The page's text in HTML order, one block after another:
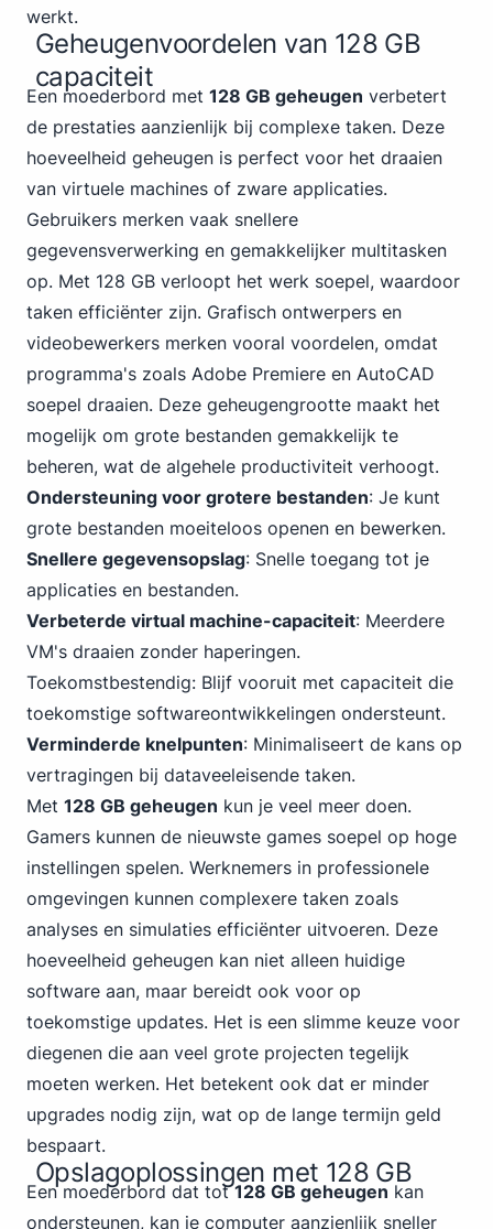
werkt.
Geheugenvoordelen van 128 GB
capaciteit
Een moederbord met 128 GB geheugen verbetert
de prestaties aanzienlijk bij complexe taken. Deze
hoeveelheid geheugen is perfect voor het draaien
van virtuele machines of zware applicaties.
Gebruikers merken vaak snellere
gegevensverwerking en gemakkelijker multitasken
op. Met 128 GB verloopt het werk soepel, waardoor
taken efficiënter zijn. Grafisch ontwerpers en
videobewerkers merken vooral voordelen, omdat
programma's zoals Adobe Premiere en AutoCAD
soepel draaien. Deze geheugengrootte maakt het
mogelijk om grote bestanden gemakkelijk te
beheren, wat de algehele productiviteit verhoogt.
Ondersteuning voor grotere bestanden: Je kunt
grote bestanden moeiteloos openen en bewerken.
Snellere gegevensopslag: Snelle toegang tot je
applicaties en bestanden.
Verbeterde virtual machine-capaciteit: Meerdere
VM's draaien zonder haperingen.
Toekomstbestendig: Blijf vooruit met capaciteit die
toekomstige softwareontwikkelingen ondersteunt.
Verminderde knelpunten: Minimaliseert de kans op
vertragingen bij dataveeleisende taken.
Met 128 GB geheugen kun je veel meer doen.
Gamers kunnen de nieuwste games soepel op hoge
instellingen spelen. Werknemers in professionele
omgevingen kunnen complexere taken zoals
analyses en simulaties efficiënter uitvoeren. Deze
hoeveelheid geheugen kan niet alleen huidige
software aan, maar bereidt ook voor op
toekomstige updates. Het is een slimme keuze voor
diegenen die aan veel grote projecten tegelijk
moeten werken. Het betekent ook dat er minder
upgrades nodig zijn, wat op de lange termijn geld
bespaart.
Opslagoplossingen met 128 GB
Een moederbord dat tot128 GB geheugen kan
ondersteunen, kan je computer aanzienlijk sneller